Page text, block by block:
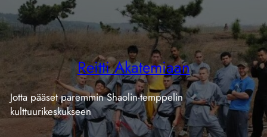
Reitti Akatemiaan
Jotta pääset paremmin Shaolin-temppelin
kulttuurikeskukseen